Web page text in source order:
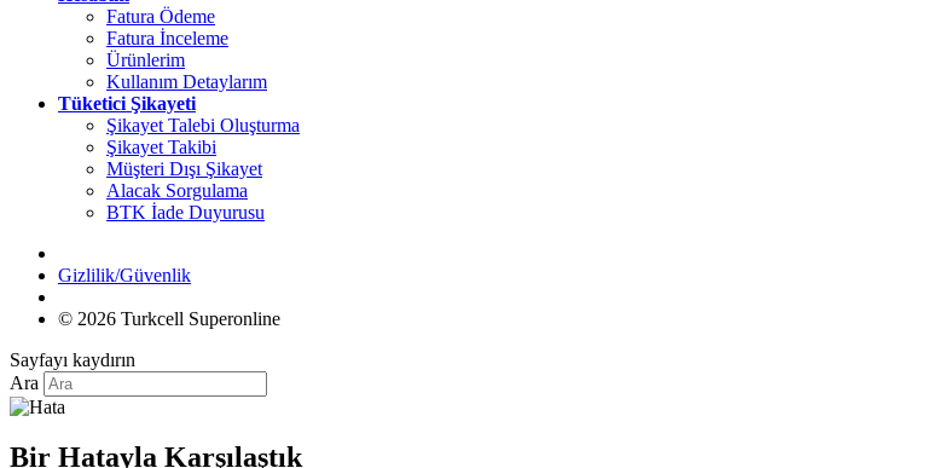
Fatura Ödeme
Fatura İnceleme
Ürünlerim
Kullanım Detaylarım
Tüketici Şikayeti
Şikayet Talebi Oluşturma
Şikayet Takibi
Müşteri Dışı Şikayet
Alacak Sorgulama
BTK İade Duyurusu
Gizlilik/Güvenlik
© 2026 Turkcell Superonline
Sayfayı kaydırın
Ara
Bir Hatayla Karşılaştık